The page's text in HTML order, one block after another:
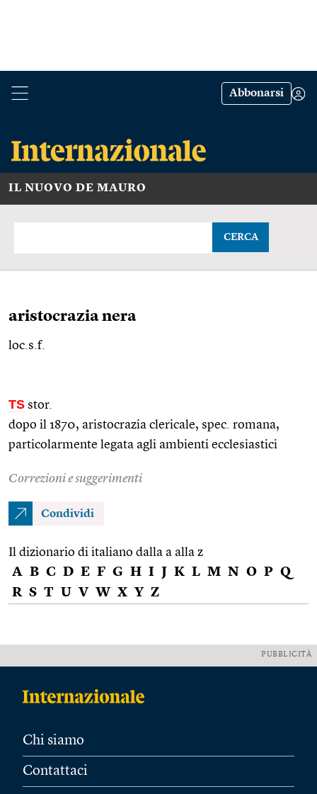
Abbonarsi
IL NUOVO DE MAURO
CERCA
aristocrazia nera
loc.s.f.
TS stor.
dopo il 1870, aristocrazia clericale, spec. romana,
particolarmente legata agli ambienti ecclesiastici
Correzioni e suggerimenti
Condividi
Il dizionario di italiano dalla a alla z
A B C D E F G H I J K L M N O P Q
R S T U V W X Y Z
PUBBLICITÀ
Chi siamo
Contattaci